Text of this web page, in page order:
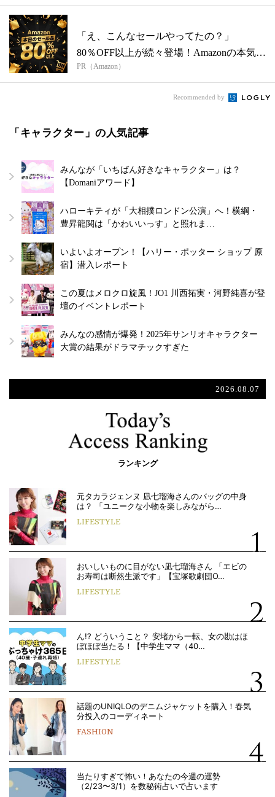
「え、こんなセールやってたの？」
80％OFF以上が続々登場！Amazonの本気
が...
PR（Amazon）
Recommended by
「キャラクター」の人気記事
みんなが「いちばん好きなキャラクター」は？
【Domaniアワード】
ハローキティが「大相撲ロンドン公演」へ！横綱・
豊昇龍関は「かわいいっす」と照れま…
いよいよオープン！【ハリー・ポッター ショップ 原
宿】潜入レポート
この夏はメロクロ旋風！JO1 川西拓実・河野純喜が登
壇のイベントレポート
みんなの感情が爆発！2025年サンリオキャラクター
大賞の結果がドラマチックすぎた
2026.08.07
ランキング
元タカラジェンヌ 凪七瑠海さんのバッグの中身
は？ 「ユニークな小物を楽しみながら…
LIFESTYLE
おいしいものに目がない凪七瑠海さん 「エビの
お寿司は断然生派です」【宝塚歌劇団O…
LIFESTYLE
ん!? どういうこと？ 安堵から一転、女の勘はほ
ぼほぼ当たる！【中学生ママ（40…
LIFESTYLE
話題のUNIQLOのデニムジャケットを購入！春気
分投入のコーディネート
FASHION
当たりすぎて怖い！あなたの今週の運勢
（2/23〜3/1）を数秘術占いで占います